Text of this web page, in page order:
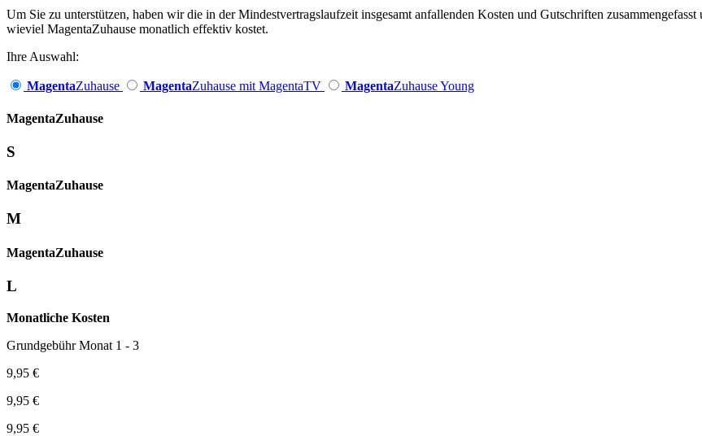
Um Sie zu unterstützen, haben wir die in der Mindestvertragslaufzeit insgesamt anfallenden Kosten und Gutschriften
wieviel MagentaZuhause monatlich effektiv kostet.
Ihre Auswahl:
MagentaZuhause MagentaZuhause mit MagentaTV MagentaZuhause Young
Magenta­Zuhause
S
Magenta­Zuhause
M
Magenta­Zuhause
L
Monatliche Kosten
Grundgebühr Monat 1 - 3
9,95 €
9,95 €
9,95 €